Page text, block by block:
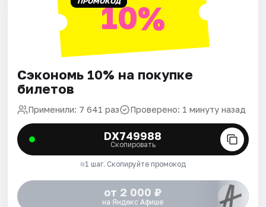
10%
Сэкономь 10% на покупке
билетов
Применили: 7 641 раз Проверено: 1 минуту назад
DX749988
Скопировать
1 шаг. Скопируйте промокод
от 2 000 ₽
на Яндекс Афише